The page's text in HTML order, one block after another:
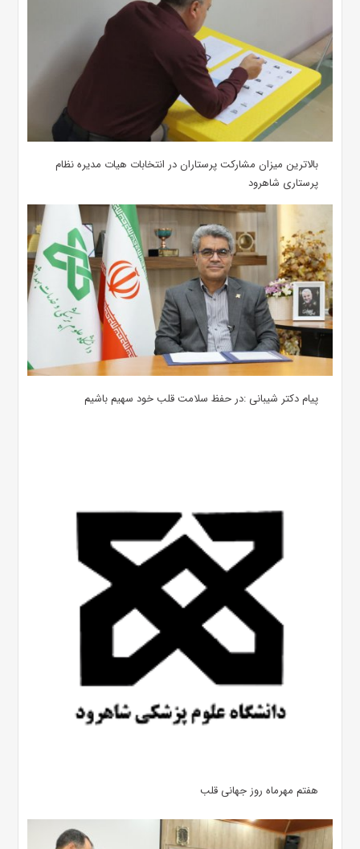
بالاترین میزان مشارکت پرستاران در انتخابات هیات مدیره نظام
پرستاری شاهرود
پیام دکتر شیبانی :در حفظ سلامت قلب خود سهیم باشیم
هفتم مهرماه روز جهانی قلب